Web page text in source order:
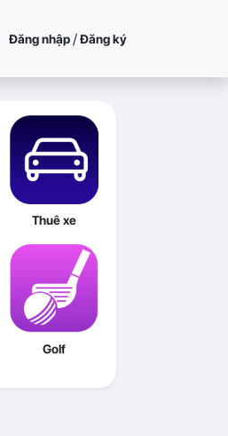
Đăng nhập /Đăng ký
Thuê xe
Golf